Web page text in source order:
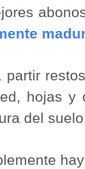
hojas
del